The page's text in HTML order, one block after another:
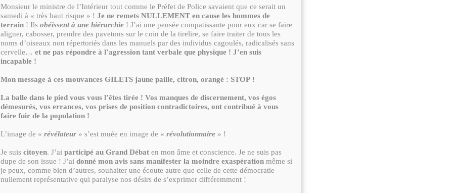
Monsieur le ministre de l’Intérieur tout comme le Préfet de Police savaient que ce serait un
samedi à « très haut risque » ! Je ne remets NULLEMENT en cause les hommes de
terrain ! Ils obéissent à une hiérarchie ! J’ai une pensée compatissante pour eux car se faire
aligner, cabosser, prendre des pavetons sur le coin de la tirelire, se faire traiter de tous les
noms d’oiseaux non répertoriés dans les manuels par des individus cagoulés, radicalisés sans
cervelle… et ne pas répondre à l’agression tant verbale que physique ! J’en suis
incapable !
Mon message à ces mouvances GILETS jaune paille, citron, orangé : STOP !
La balle dans le pied vous vous l’êtes tirée ! Vos manques de discernement, vos égos
démesurés, vos errances, vos prises de position contradictoires, ont contribué à vous
faire fuir de la population !
L’image de « révélateur » s’est muée en image de « révolutionnaire » !
Je suis citoyen. J’ai participé au Grand Débat en mon âme et conscience. Je ne suis pas
dupe de son issue ! J’ai donné mon avis sans manifester la moindre exaspération même si
je peux, comme bien d’autres, souhaiter une écoute autre que celle de cette démocratie
nullement représentative qui paralyse nos désirs de s’exprimer différemment !